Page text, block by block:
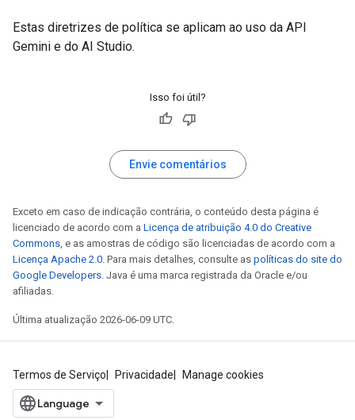
Estas diretrizes de política se aplicam ao uso da API
Gemini e do AI Studio.
Isso foi útil?
Envie comentários
Exceto em caso de indicação contrária, o conteúdo desta página é
licenciado de acordo com a Licença de atribuição 4.0 do Creative
Commons, e as amostras de código são licenciadas de acordo com a
Licença Apache 2.0. Para mais detalhes, consulte as políticas do site do
Google Developers. Java é uma marca registrada da Oracle e/ou
afiliadas.
Última atualização 2026-06-09 UTC.
Termos de Serviço Privacidade Manage cookies